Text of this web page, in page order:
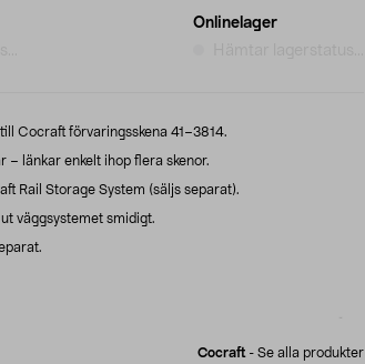
Onlinelager
Cocraft förvaringsskena 41–3814.
– länkar enkelt ihop flera skenor.
Rail Storage System (säljs separat).
väggsystemet smidigt.
Cocraft - Se alla produkter